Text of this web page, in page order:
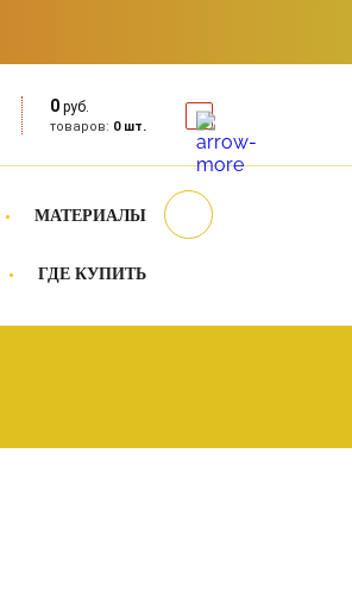
0руб.
товаров: 0 шт.
МАТЕРИАЛЫ
ГДЕ КУПИТЬ